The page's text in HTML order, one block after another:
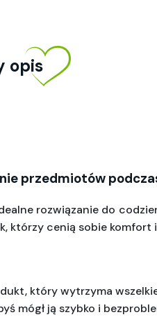
opis
przedmiotów
rozwiązanie do
którzy cenią sobie
który wytrzyma
mógł ją szybko i